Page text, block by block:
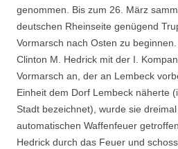
genommen. Bis zum 26. März
deutschen Rheinseite genügend
Vormarsch nach Osten zu
Clinton M. Hedrick mit der I.
Vormarsch an, der an Lembeck
Einheit dem Dorf Lembeck näherte
Stadt bezeichnet), wurde sie
automatischen Waffenfeuer
Hedrick durch das Feuer und